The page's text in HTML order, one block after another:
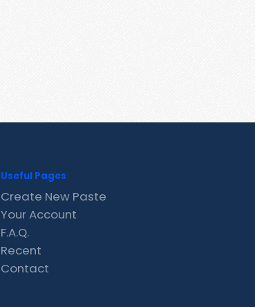
Useful Pages
Create New Paste
Your Account
F.A.Q.
Recent
Contact